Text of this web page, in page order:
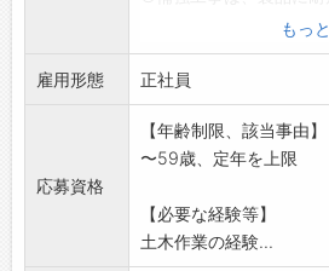
建設機械の運転、掘削
せん。
○簡単なパソコン作業
※変更範囲:変更なし
もっ
雇用形態 正社員
応募資格
【年齢制限、該当事由】
〜59歳、定年を上限
【必要な経験等】
土木作業の経験...